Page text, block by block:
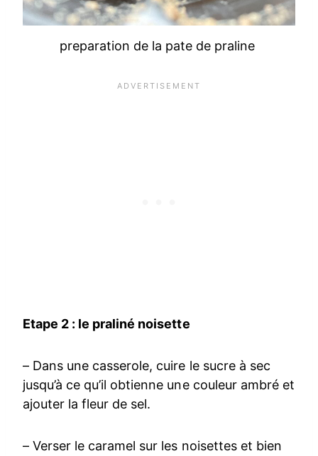
preparation de la pate de praline
Etape 2 : le praliné noisette
– Dans une casserole, cuire le sucre à sec
jusqu’à ce qu’il obtienne une couleur ambré et
ajouter la fleur de sel.
– Verser le caramel sur les noisettes et bien